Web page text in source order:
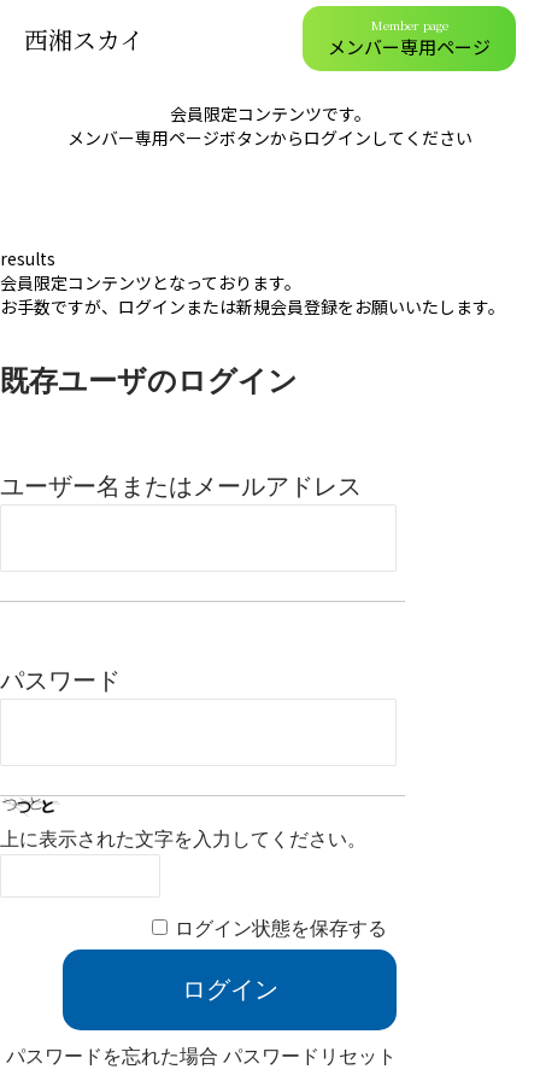
西湘スカイ Member page
メンバー専用ページ
会員限定コンテンツです。
メンバー専用ページボタンからログインしてください
results
会員限定コンテンツとなっております。
お手数ですが、ログインまたは新規会員登録をお願いいたします。
既存ユーザのログイン
ユーザー名またはメールアドレス
パスワード
上に表示された文字を入力してください。
ログイン状態を保存する
パスワードを忘れた場合パスワードリセット